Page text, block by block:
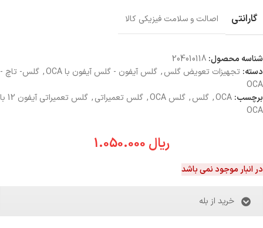
گارانتی اصالت و سلامت فیزیکی کالا
شناسه محصول: 204010118
دسته: تجهیزات تعویض گلس, گلس آیفون - گلس آیفون با OCA , گلس- تاچ -
OCA
برچسب: OCA
, گلس, گلس OCA , گلس تعمیراتی,
گلس تعمیراتی آیفون 12 با
OCA
ریال
در انبار موجود نمی باشد
خرید از بله